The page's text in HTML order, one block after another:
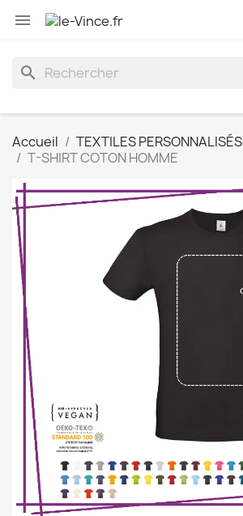

search
Accueil TEXTILES PERSONNALISÉS
T-SHIRT COTON HOMME